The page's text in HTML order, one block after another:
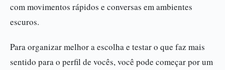
com movimentos rápidos e conversas em ambientes
escuros.
Para organizar melhor a escolha e testar o que faz mais
sentido para o perfil de vocês, você pode começar por um